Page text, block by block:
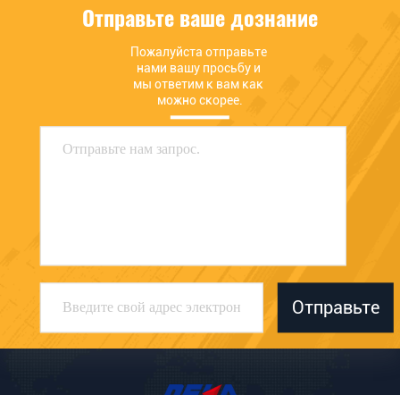
Отправьте ваше дознание
Пожалуйста отправьте
нами вашу просьбу и
мы ответим к вам как
можно скорее.
Отправьте